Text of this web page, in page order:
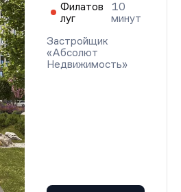
Филатов
луг
10
минут
Застройщик
«Абсолют
Недвижимость»